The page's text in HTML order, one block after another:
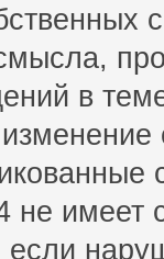
в
не имеет